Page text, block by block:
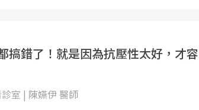
搞錯了！就是因為抗壓性太好，才容
室 | 陳嬿伊 醫師